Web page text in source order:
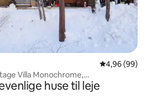
4,96 ud af 5 i
4,96 (99)
Villa Monochrome,
huse til leje